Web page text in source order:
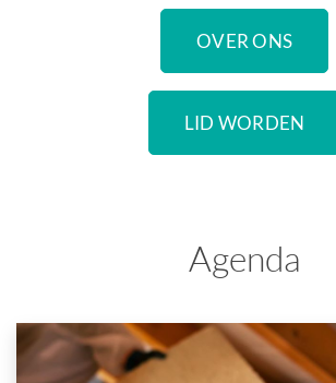
OVER ONS
LID WORDEN
Agenda